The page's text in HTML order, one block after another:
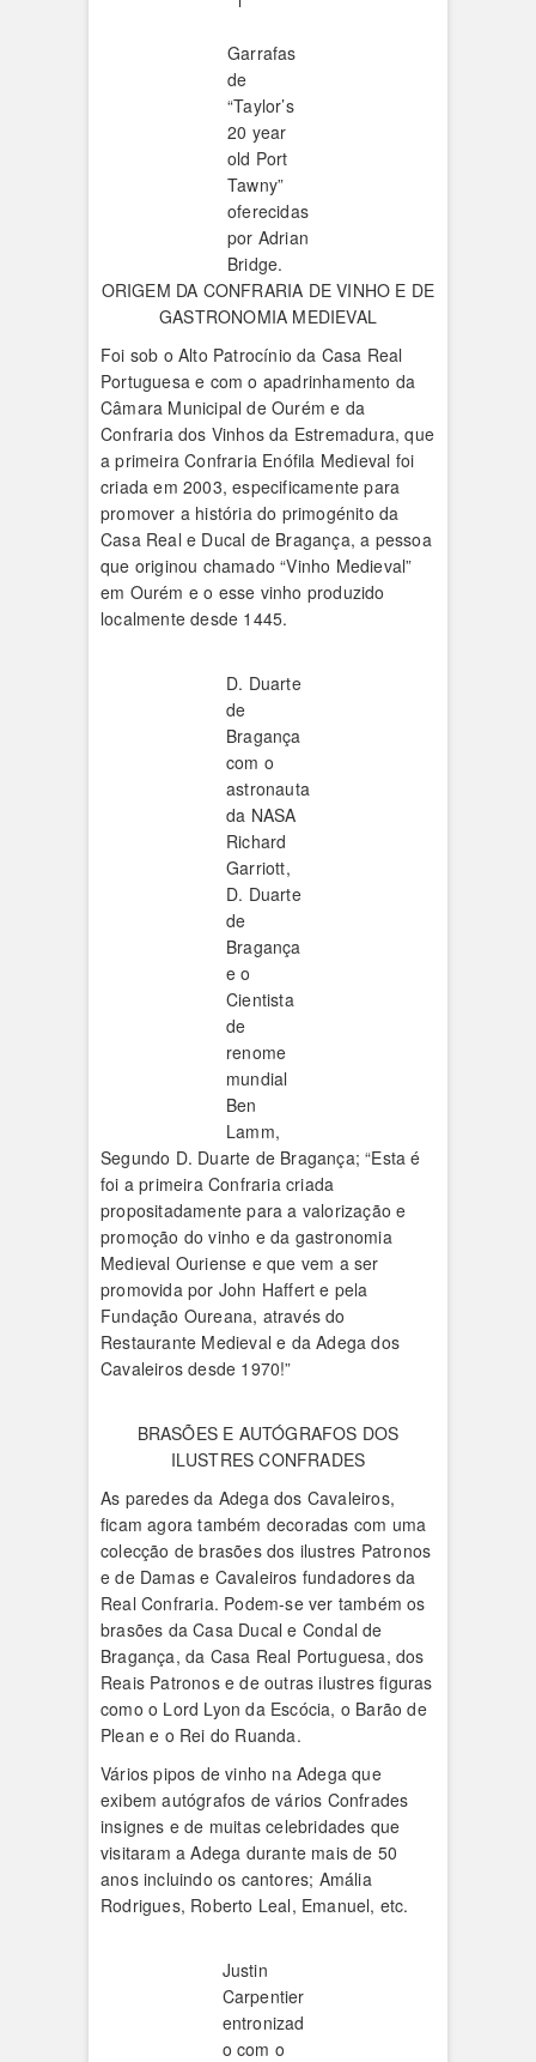
Garrafas
de
“Taylor’s
20 year
old Port
Tawny”
oferecidas
por Adrian
Bridge.
ORIGEM DA CONFRARIA DE VINHO E DE
GASTRONOMIA MEDIEVAL
Foi sob o Alto Patrocínio da Casa Real
Portuguesa e com o apadrinhamento da
Câmara Municipal de Ourém e da
Confraria dos Vinhos da Estremadura, que
a primeira Confraria Enófila Medieval foi
criada em 2003, especificamente para
promover a história do primogénito da
Casa Real e Ducal de Bragança, a pessoa
que originou chamado “Vinho Medieval”
em Ourém e o esse vinho produzido
localmente desde 1445.
D. Duarte
de
Bragança
com o
astronauta
da NASA
Richard
Garriott,
D. Duarte
de
Bragança
e o
Cientista
de
renome
mundial
Ben
Lamm,
Segundo D. Duarte de Bragança; “Esta é
foi a primeira Confraria criada
propositadamente para a valorização e
promoção do vinho e da gastronomia
Medieval Ouriense e que vem a ser
promovida por John Haffert e pela
Fundação Oureana, através do
Restaurante Medieval e da Adega dos
Cavaleiros desde 1970!”
BRASÕES E AUTÓGRAFOS DOS
ILUSTRES CONFRADES
As paredes da Adega dos Cavaleiros,
ficam agora também decoradas com uma
colecção de brasões dos ilustres Patronos
e de Damas e Cavaleiros fundadores da
Real Confraria. Podem-se ver também os
brasões da Casa Ducal e Condal de
Bragança, da Casa Real Portuguesa, dos
Reais Patronos e de outras ilustres figuras
como o Lord Lyon da Escócia, o Barão de
Plean e o Rei do Ruanda.
Vários pipos de vinho na Adega que
exibem autógrafos de vários Confrades
insignes e de muitas celebridades que
visitaram a Adega durante mais de 50
anos incluindo os cantores; Amália
Rodrigues, Roberto Leal, Emanuel, etc.
Justin
Carpentier
entronizad
o com o